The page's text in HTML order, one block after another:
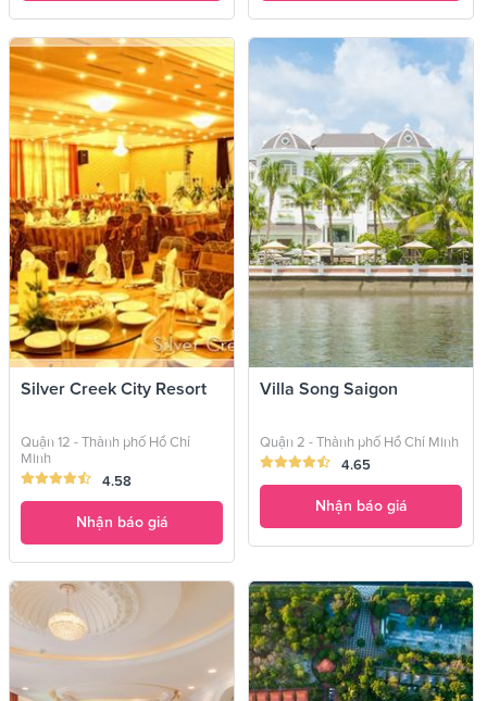
Silver Creek City Resort
Quận 12 - Thành phố Hồ Chí
Minh
4.58
Nhận báo giá
Villa Song Saigon
Quận 2 - Thành phố Hồ Chí Minh
4.65
Nhận báo giá